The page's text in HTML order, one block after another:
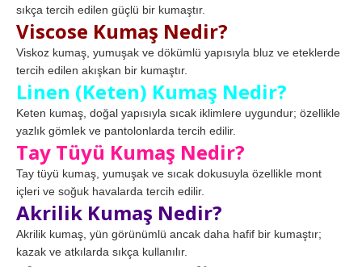
sıkça tercih edilen güçlü bir kumaştır.
Viscose Kumaş Nedir?
Viskoz kumaş, yumuşak ve dökümlü yapısıyla bluz ve eteklerde
tercih edilen akışkan bir kumaştır.
Linen (Keten) Kumaş Nedir?
Keten kumaş, doğal yapısıyla sıcak iklimlere uygundur; özellikle
yazlık gömlek ve pantolonlarda tercih edilir.
Tay Tüyü Kumaş Nedir?
Tay tüyü kumaş, yumuşak ve sıcak dokusuyla özellikle mont
içleri ve soğuk havalarda tercih edilir.
Akrilik Kumaş Nedir?
Akrilik kumaş, yün görünümlü ancak daha hafif bir kumaştır;
kazak ve atkılarda sıkça kullanılır.